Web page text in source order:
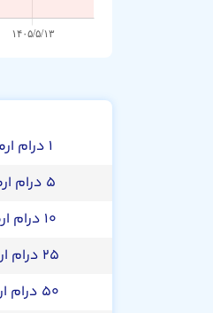
۱ درام ارمنستان
۵ درام ارمنستان
۱۰ درام ارمنستان
۲۵ درام ارمنستان
۵۰ درام ارمنستان